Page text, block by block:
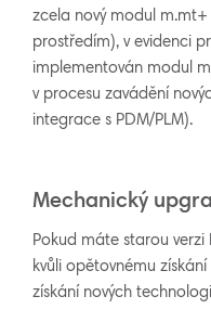
zcela nový modul m.mt+
prostředím), v evidenci
implementován modul
v procesu zavádění
integrace s PDM/PLM).
Mechanický
Pokud máte starou verzi
kvůli opětovnému
získání nových